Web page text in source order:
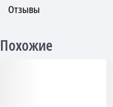
Отзывы
Похожие